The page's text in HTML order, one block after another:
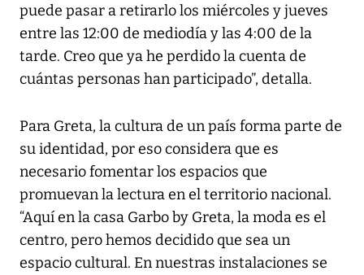
puede pasar a retirarlo los miércoles y jueves
entre las 12:00 de mediodía y las 4:00 de la
tarde. Creo que ya he perdido la cuenta de
cuántas personas han participado”, detalla.
Para Greta, la cultura de un país forma parte de
su identidad, por eso considera que es
necesario fomentar los espacios que
promuevan la lectura en el territorio nacional.
“Aquí en la casa Garbo by Greta, la moda es el
centro, pero hemos decidido que sea un
espacio cultural. En nuestras instalaciones se